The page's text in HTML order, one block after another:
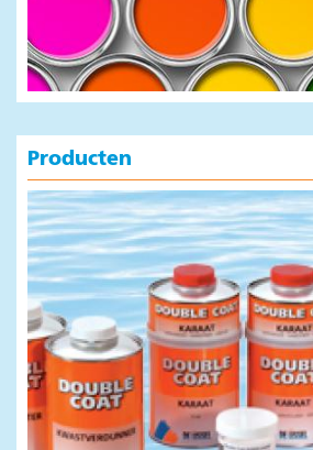
Producten